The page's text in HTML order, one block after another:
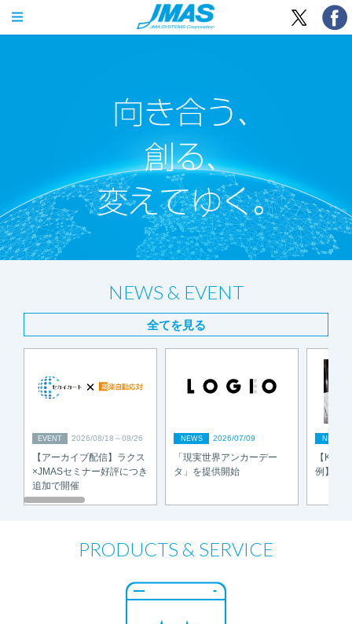
NEWS & EVENT
全てを見る
EVENT 2026/08/18～08/26
【アーカイブ配信】ラクス
×JMASセミナー好評につき
追加で開催
NEWS 2026/07/09
「現実世界アンカーデー
タ」を提供開始
NEWS
【
例】キ
PRODUCTS & SERVICE